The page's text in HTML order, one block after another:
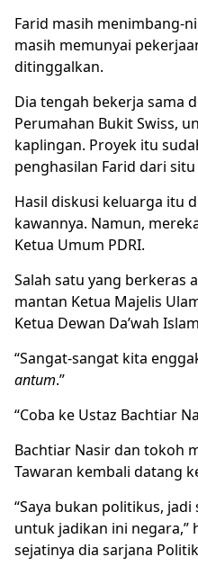
Farid masih menimbang-
masih memunyai
ditinggalkan.
Dia tengah bekerja sama
Perumahan Bukit Swiss,
kaplingan. Proyek itu
penghasilan Farid dari
Hasil diskusi keluarga itu
kawannya. Namun,
Ketua Umum PDRI.
Salah satu yang berkeras
mantan Ketua Majelis
Ketua Dewan Da’wah
“Sangat-sangat kita
antum.”
“Coba ke Ustaz Bachtiar
Bachtiar Nasir dan tokoh
Tawaran kembali datang
“Saya bukan politikus,
untuk jadikan ini negara,”
sejatinya dia sarjana